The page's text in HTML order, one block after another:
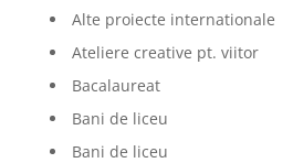
Alte proiecte internationale
Ateliere creative pt. viitor
Bacalaureat
Bani de liceu
Bani de liceu